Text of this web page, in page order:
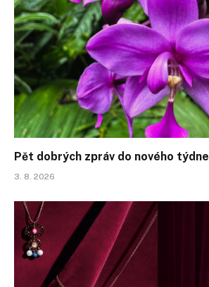
Pět dobrých zpráv do nového týdne
3. 8. 2026